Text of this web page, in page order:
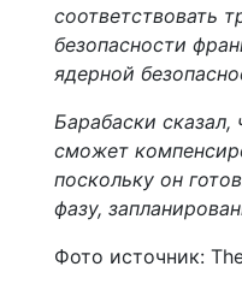
соответствовать
безопасности
ядерной
Барабаски сказал,
сможет
поскольку он
фазу,
Фото источник: